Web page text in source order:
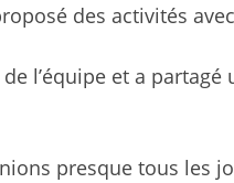
des activités
l’équipe et a
presque tous les